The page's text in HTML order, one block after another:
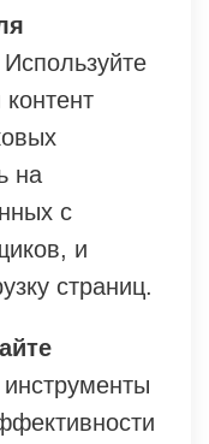
Используйте
на
с
и
страниц.